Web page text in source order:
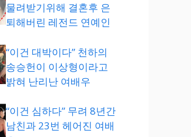
물려받기위해 결혼후 은
퇴해버린 레전드 연예인
“이건 대박이다” 천하의
송승헌이 이상형이라고
밝혀 난리난 여배우
“이건 심하다” 무려 8년간
남친과 23번 헤어진 여배